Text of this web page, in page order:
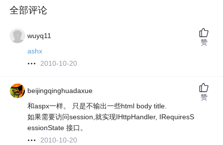
全部评论
wuyq11
ashx
2010-10-20
赞
beijingqinghuadaxue
和aspx一样。 只是不输出一些html body title.
如果需要访问session,就实现IHttpHandler, IRequiresS
essionState 接口。
2010-10-20
赞